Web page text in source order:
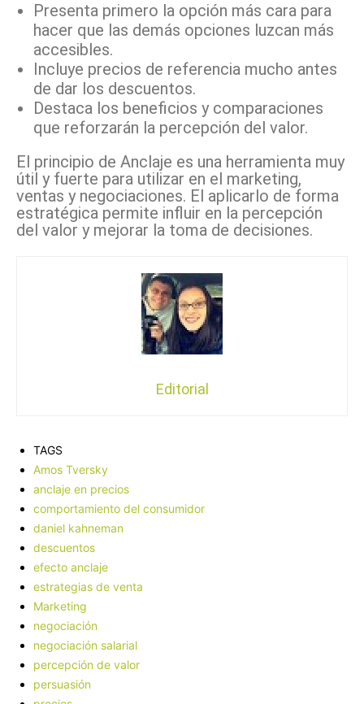
Presenta primero la opción más cara para
hacer que las demás opciones luzcan más
accesibles.
Incluye precios de referencia mucho antes
de dar los descuentos.
Destaca los beneficios y comparaciones
que reforzarán la percepción del valor.
El principio de Anclaje es una herramienta muy
útil y fuerte para utilizar en el marketing,
ventas y negociaciones. El aplicarlo de forma
estratégica permite influir en la percepción
del valor y mejorar la toma de decisiones.
Editorial
TAGS
Amos Tversky
anclaje en precios
comportamiento del consumidor
daniel kahneman
descuentos
efecto anclaje
estrategias de venta
Marketing
negociación
negociación salarial
percepción de valor
persuasión